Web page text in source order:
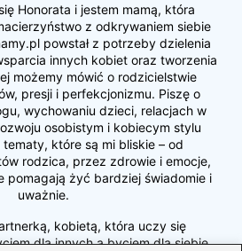
Honorata i jestem mamą, która
z odkrywaniem siebie
powstał z potrzeby dzielenia
innych kobiet oraz tworzenia
możemy mówić o rodzicielstwie
presji i perfekcjonizmu. Piszę o
wychowaniu dzieci, relacjach w
osobistym i kobiecym stylu
które są mi bliskie – od
rodzica, przez zdrowie i emocje,
pomagają żyć bardziej świadomie i
uważnie.
kobietą, która uczy się
dla innych a byciem dla siebie.